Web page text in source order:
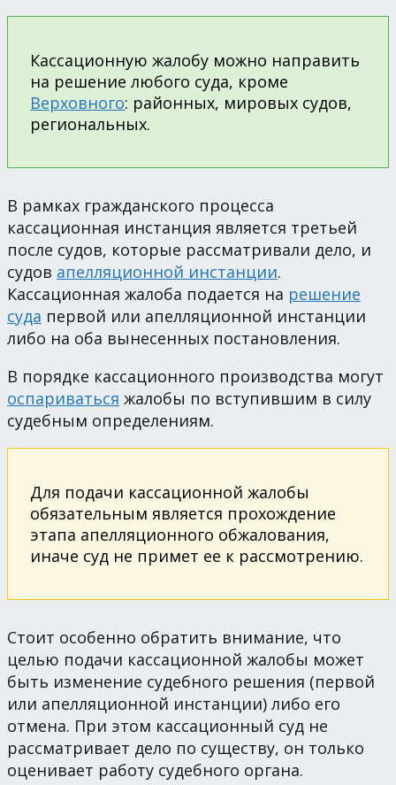
Кассационную жалобу можно направить
на решение любого суда, кроме
Верховного: районных, мировых судов,
региональных.
В рамках гражданского процесса
кассационная инстанция является третьей
после судов, которые рассматривали дело, и
судов апелляционной инстанции.
Кассационная жалоба подается на решение
суда первой или апелляционной инстанции
либо на оба вынесенных постановления.
В порядке кассационного производства могут
оспариваться жалобы по вступившим в силу
судебным определениям.
Для подачи кассационной жалобы
обязательным является прохождение
этапа апелляционного обжалования,
иначе суд не примет ее к рассмотрению.
Стоит особенно обратить внимание, что
целью подачи кассационной жалобы может
быть изменение судебного решения (первой
или апелляционной инстанции) либо его
отмена. При этом кассационный суд не
рассматривает дело по существу, он только
оценивает работу судебного органа.